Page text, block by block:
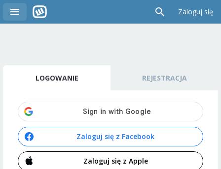
Zaloguj się
LOGOWANIE REJESTRACJA
Zaloguj się z Facebook
Zaloguj się z Apple